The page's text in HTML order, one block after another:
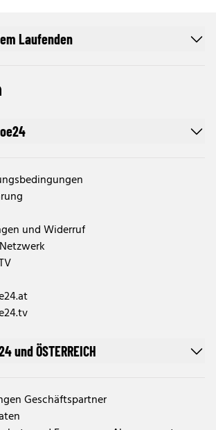
und Widerruf
und ÖSTERREICH
Geschäftspartner
Laufenden